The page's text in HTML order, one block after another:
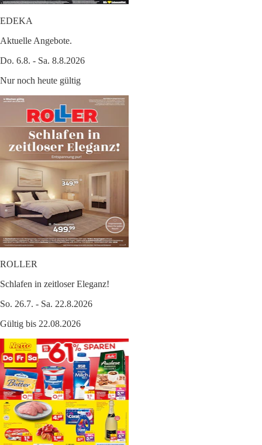
EDEKA
Aktuelle Angebote.
Do. 6.8. - Sa. 8.8.2026
Nur noch heute gültig
ROLLER
Schlafen in zeitloser Eleganz!
So. 26.7. - Sa. 22.8.2026
Gültig bis 22.08.2026